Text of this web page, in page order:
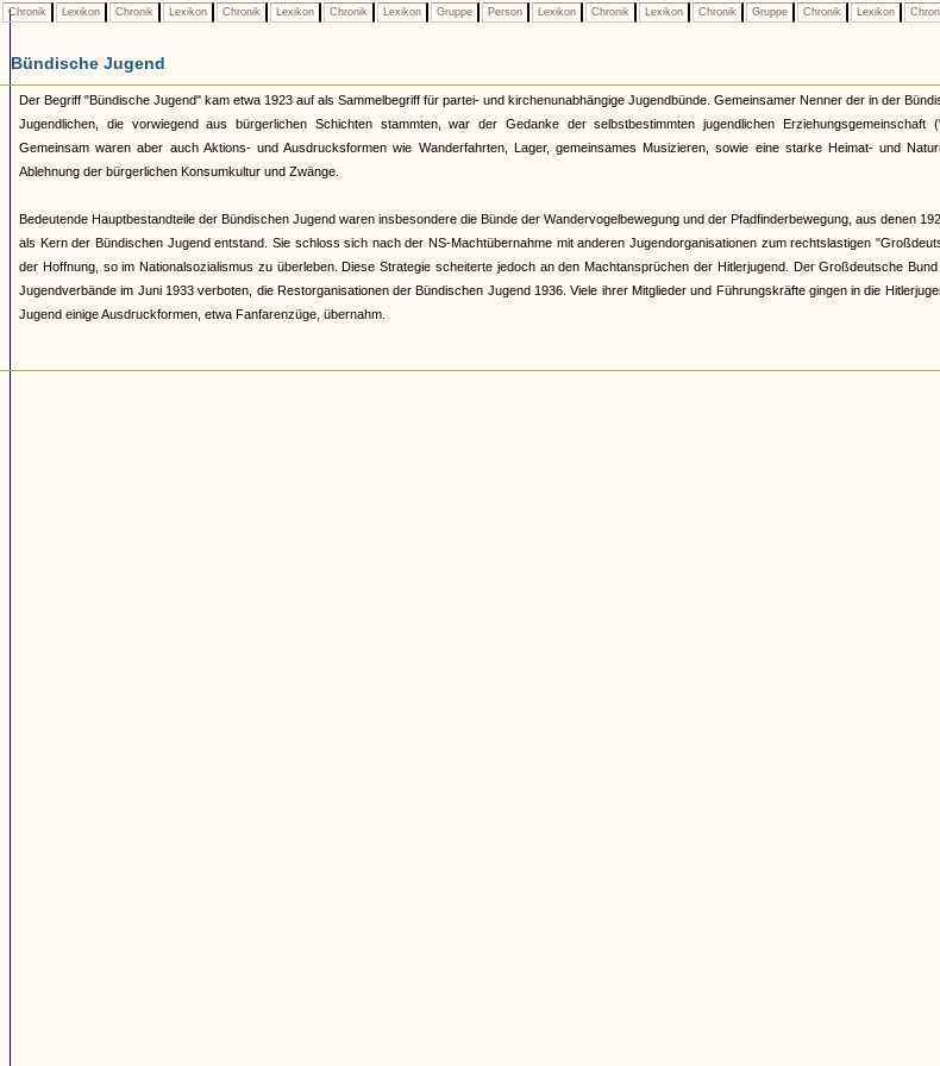
Chronik Lexikon Chronik Lexikon Chronik Lexikon Chronik Lexikon Gruppe Person Lexikon Chronik Lexikon Chronik Gruppe Chronik Lexikon
Bündische Jugend
Der Begriff "Bündische Jugend" kam etwa 1923 auf als Sammelbegriff für partei- und kirchenunabhängige Jugendbünde. Gemeinsamer Nenner der in der
Jugendlichen, die vorwiegend aus bürgerlichen Schichten stammten, war der Gedanke der selbstbestimmten jugendlichen Erziehungsgemeinschaft
Gemeinsam waren aber auch Aktions- und Ausdrucksformen wie Wanderfahrten, Lager, gemeinsames Musizieren, sowie eine starke Heimat- und
Ablehnung der bürgerlichen Konsumkultur und Zwänge.
Bedeutende Hauptbestandteile der Bündischen Jugend waren insbesondere die Bünde der Wandervogelbewegung und der Pfadfinderbewegung, aus denen
als Kern der Bündischen Jugend entstand. Sie schloss sich nach der NS-Machtübernahme mit anderen Jugendorganisationen zum rechtslastigen
der Hoffnung, so im Nationalsozialismus zu überleben. Diese Strategie scheiterte jedoch an den Machtansprüchen der Hitlerjugend. Der Großdeutsche
Jugendverbände im Juni 1933 verboten, die Restorganisationen der Bündischen Jugend 1936. Viele ihrer Mitglieder und Führungskräfte gingen in die
Jugend einige Ausdruckformen, etwa Fanfarenzüge, übernahm.